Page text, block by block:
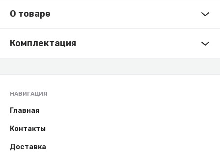
О товаре
Комплектация
НАВИГАЦИЯ
Главная
Контакты
Доставка